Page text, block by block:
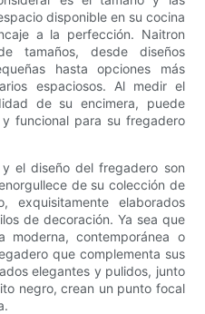
disponible en su cocina
a la perfección. Naitron
tamaños, desde diseños
hasta opciones más
espaciosos. Al medir el
de su encimera, puede
funcional para su fregadero
el diseño del fregadero son
de su colección de
exquisitamente elaborados
de decoración. Ya sea que
moderna, contemporánea o
que complementa sus
elegantes y pulidos, junto
negro, crean un punto focal